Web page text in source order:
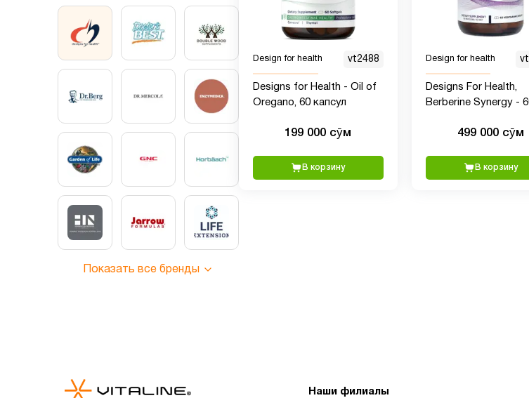
Показать все бренды
Design for health vt2488
Designs for Health - Oil of
Oregano, 60 капсул
199 000 сӯм
В корзину
Design for health
Designs For Health,
Berberine Synergy -
499 000 сӯм
В корзину
Наши филиалы